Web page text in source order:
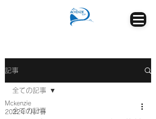
記事
全ての記事
全ての記事
Mckenzie
2022年7月7日